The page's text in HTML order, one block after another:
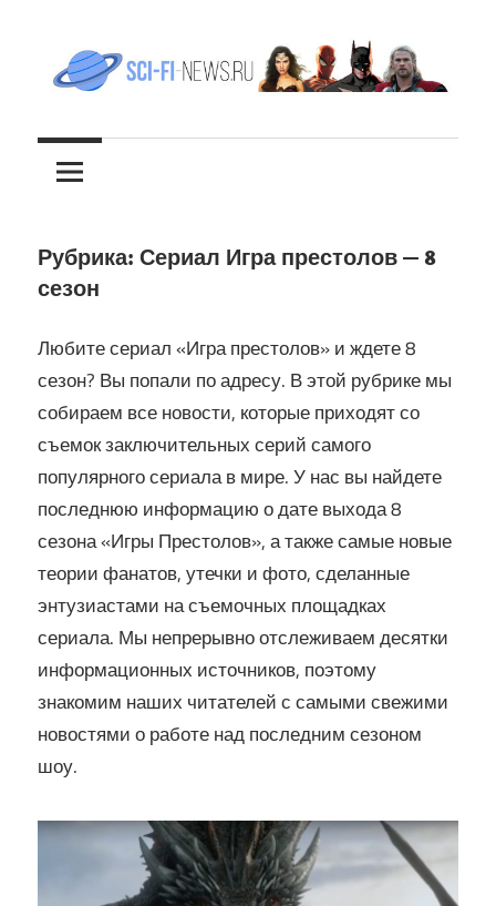
содержимому
sci-
fi-
news.ru
новости
фантастики
Рубрика: Сериал Игра престолов — 8
сезон
Любите сериал «Игра престолов» и ждете 8
сезон? Вы попали по адресу. В этой рубрике мы
собираем все новости, которые приходят со
съемок заключительных серий самого
популярного сериала в мире. У нас вы найдете
последнюю информацию о дате выхода 8
сезона «Игры Престолов», а также самые новые
теории фанатов, утечки и фото, сделанные
энтузиастами на съемочных площадках
сериала. Мы непрерывно отслеживаем десятки
информационных источников, поэтому
знакомим наших читателей с самыми свежими
новостями о работе над последним сезоном
шоу.